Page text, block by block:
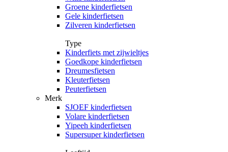
Groene kinderfietsen
Gele kinderfietsen
Zilveren kinderfietsen
Type
Kinderfiets met zijwieltjes
Goedkope kinderfietsen
Dreumesfietsen
Kleuterfietsen
Peuterfietsen
Merk
SJOEF kinderfietsen
Volare kinderfietsen
Yipeeh kinderfietsen
Supersuper kinderfietsen